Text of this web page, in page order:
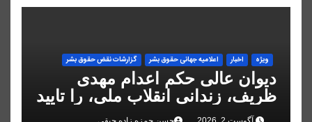
ویژه اخبار اعلاميه جهانی حقوق بشر گزارشات نقض حقوق بشر
دیوان عالی حکم اعدام مهدی
ظریف، زندانی انقلاب ملی، را تایید
کرد